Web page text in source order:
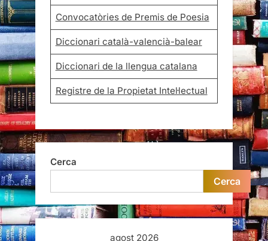
Convocatòries de Premis de Poesia
Diccionari català-valencià-balear
Diccionari de la llengua catalana
Registre de la Propietat Intel·lectual
Cerca
Cerca
agost 2026